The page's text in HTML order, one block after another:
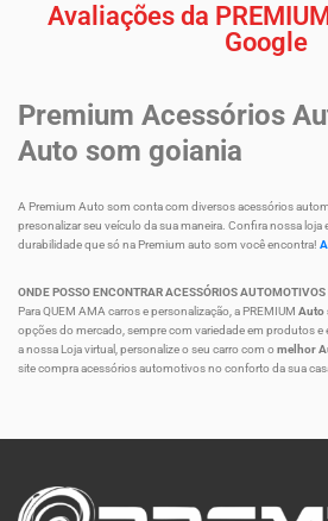
Avaliações da
Google
Premium Acessórios
Auto som goiania
A Premium Auto som conta com diversos acessórios
presonalizar seu veículo da sua maneira. Confira nossa loja
durabilidade que só na Premium auto som você encontra!
ONDE POSSO ENCONTRAR ACESSÓRIOS
Para QUEM AMA carros e personalização, a PREMIUM Auto
opções do mercado, sempre com variedade em produtos e
a nossa Loja virtual, personalize o seu carro com omelhor
site compra acessórios automotivos no conforto da sua